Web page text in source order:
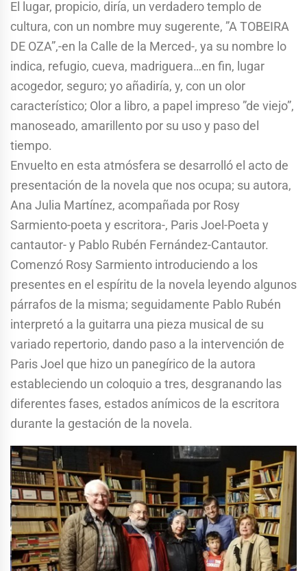
El lugar, propicio, diría, un verdadero templo de
cultura, con un nombre muy sugerente, ”A TOBEIRA
DE OZA”,-en la Calle de la Merced-, ya su nombre lo
indica, refugio, cueva, madriguera…en fin, lugar
acogedor, seguro; yo añadiría, y, con un olor
característico; Olor a libro, a papel impreso ”de viejo”,
manoseado, amarillento por su uso y paso del
tiempo.
Envuelto en esta atmósfera se desarrolló el acto de
presentación de la novela que nos ocupa; su autora,
Ana Julia Martínez, acompañada por Rosy
Sarmiento-poeta y escritora-, Paris Joel-Poeta y
cantautor- y Pablo Rubén Fernández-Cantautor.
Comenzó Rosy Sarmiento introduciendo a los
presentes en el espíritu de la novela leyendo algunos
párrafos de la misma; seguidamente Pablo Rubén
interpretó a la guitarra una pieza musical de su
variado repertorio, dando paso a la intervención de
Paris Joel que hizo un panegírico de la autora
estableciendo un coloquio a tres, desgranando las
diferentes fases, estados anímicos de la escritora
durante la gestación de la novela.